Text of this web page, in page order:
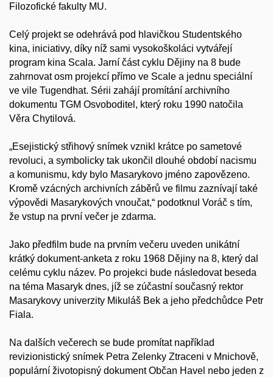
Filozofické fakulty MU.
Celý projekt se odehrává pod hlavičkou Studentského
kina, iniciativy, díky níž sami vysokoškoláci vytvářejí
program kina Scala. Jarní část cyklu Dějiny na 8 bude
zahrnovat osm projekcí přímo ve Scale a jednu speciální
ve vile Tugendhat. Sérii zahájí promítání archivního
dokumentu TGM Osvoboditel, který roku 1990 natočila
Věra Chytilová.
„Esejistický střihový snímek vznikl krátce po sametové
revoluci, a symbolicky tak ukončil dlouhé období nacismu
a komunismu, kdy bylo Masarykovo jméno zapovězeno.
Kromě vzácných archivních záběrů ve filmu zaznívají také
výpovědi Masarykových vnoučat,“ podotknul Voráč s tím,
že vstup na první večer je zdarma.
Jako předfilm bude na prvním večeru uveden unikátní
krátký dokument-anketa z roku 1968 Dějiny na 8, který dal
celému cyklu název. Po projekci bude následovat beseda
na téma Masaryk dnes, jíž se zúčastní současný rektor
Masarykovy univerzity Mikuláš Bek a jeho předchůdce Petr
Fiala.
Na dalších večerech se bude promítat například
revizionistický snímek Petra Zelenky Ztraceni v Mnichově,
populární životopisný dokument Občan Havel nebo jeden z